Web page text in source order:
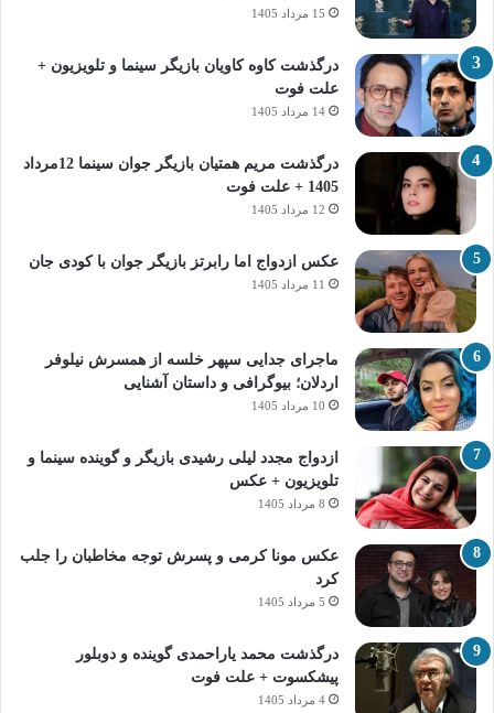
15 مرداد 1405
درگذشت کاوه کاویان بازیگر سینما و تلویزیون +
علت فوت
14 مرداد 1405
درگذشت مریم همتیان بازیگر جوان سینما 12مرداد
1405 + علت فوت
12 مرداد 1405
عکس ازدواج اما رابرتز بازیگر جوان با کودی جان
11 مرداد 1405
ماجرای جدایی سپهر خلسه از همسرش نیلوفر
اردلان؛ بیوگرافی و داستان آشنایی
10 مرداد 1405
ازدواج مجدد لیلی رشیدی بازیگر و گوینده سینما و
تلویزیون + عکس
8 مرداد 1405
عکس مونا کرمی و پسرش توجه مخاطبان را جلب
کرد
5 مرداد 1405
درگذشت محمد یاراحمدی گوینده و دوبلور
پیشکسوت + علت فوت
4 مرداد 1405